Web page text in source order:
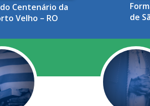
Centenário da
Velho – RO
de